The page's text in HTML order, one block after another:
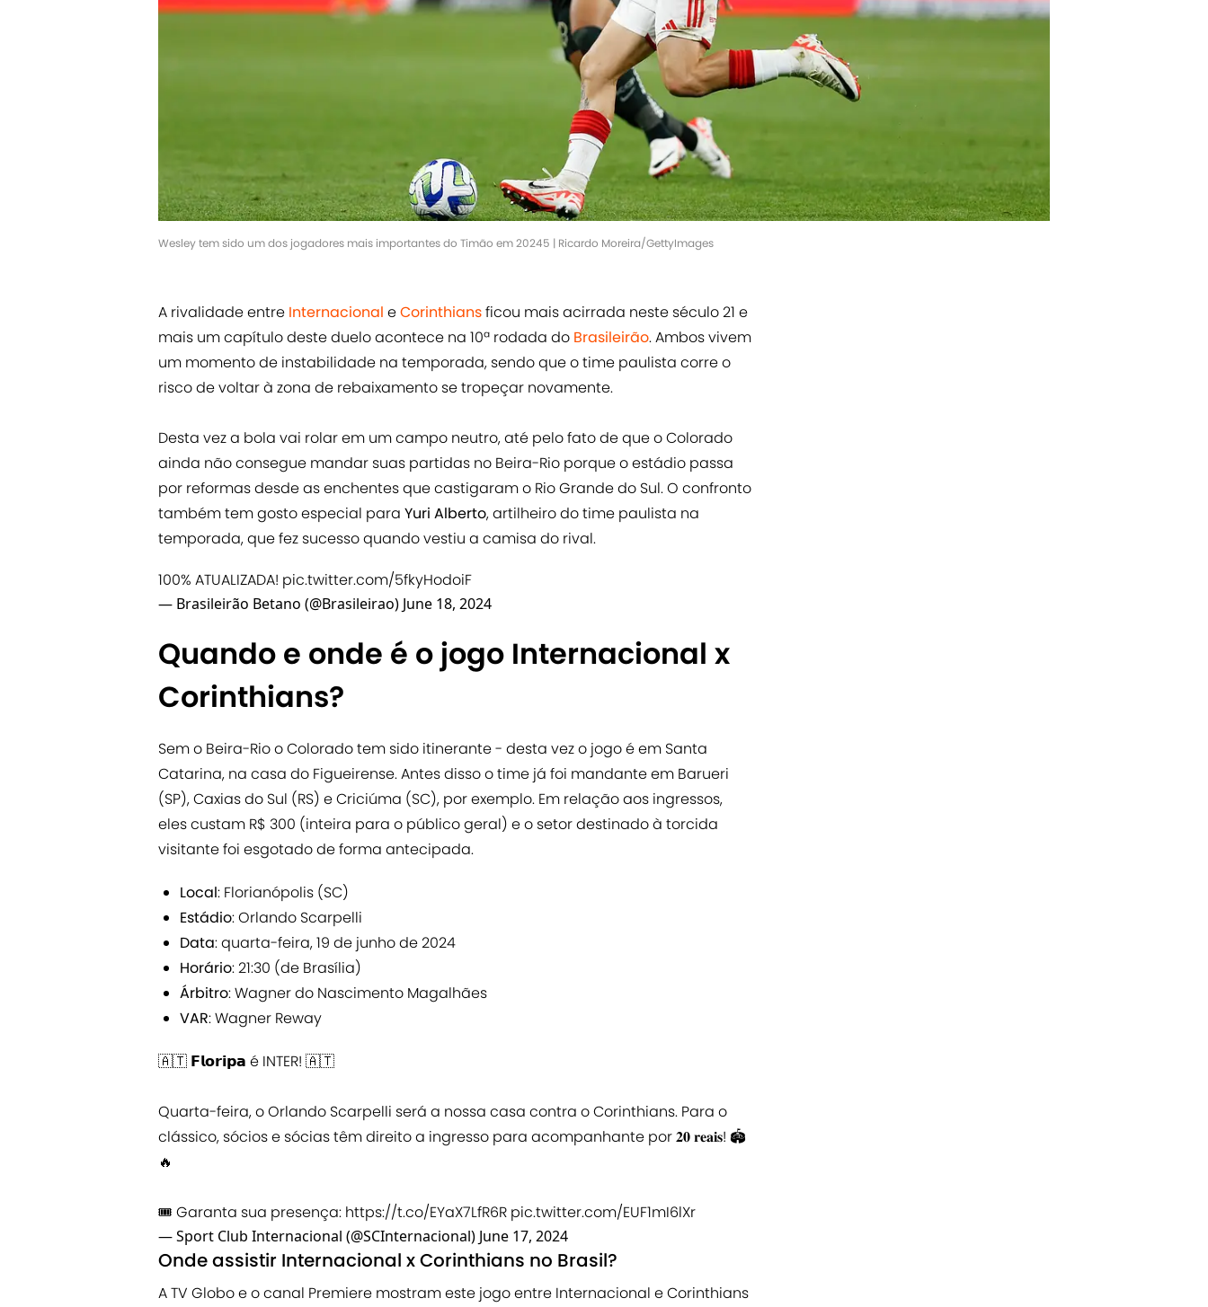
Wesley tem sido um dos jogadores mais importantes do Timão em 20245 | Ricardo Moreira/GettyImages
A rivalidade entre Internacional eCorinthiansficou mais acirrada neste século 21 e
mais um capítulo deste duelo acontece na 10ª rodada do Brasileirão. Ambos vivem
um momento de instabilidade na temporada, sendo que o time paulista corre o
risco de voltar à zona de rebaixamento se tropeçar novamente.
Desta vez a bola vai rolar em um campo neutro, até pelo fato de que o Colorado
ainda não consegue mandar suas partidas no Beira-Rio porque o estádio passa
por reformas desde as enchentes que castigaram o Rio Grande do Sul. O confronto
também tem gosto especial para Yuri Alberto, artilheiro do time paulista na
temporada, que fez sucesso quando vestiu a camisa do rival.
100% ATUALIZADA! pic.twitter.com/5fkyHodoiF
— Brasileirão Betano (@Brasileirao) June 18, 2024
Quando e onde é o jogo Internacional x
Corinthians?
Sem o Beira-Rio o Colorado tem sido itinerante - desta vez o jogo é em Santa
Catarina, na casa do Figueirense. Antes disso o time já foi mandante em Barueri
(SP), Caxias do Sul (RS) e Criciúma (SC), por exemplo. Em relação aos ingressos,
eles custam R$ 300 (inteira para o público geral) e o setor destinado à torcida
visitante foi esgotado de forma antecipada.
Local: Florianópolis (SC)
Estádio: Orlando Scarpelli
Data: quarta-feira, 19 de junho de 2024
Horário: 21:30 (de Brasília)
Árbitro: Wagner do Nascimento Magalhães
VAR: Wagner Reway
🇦🇹 𝗙𝗹𝗼𝗿𝗶𝗽𝗮 é INTER! 🇦🇹
Quarta-feira, o Orlando Scarpelli será a nossa casa contra o Corinthians. Para o
clássico, sócios e sócias têm direito a ingresso para acompanhante por 𝟐𝟎 𝐫𝐞𝐚𝐢𝐬! 🏟️
🔥
🎟️ Garanta sua presença: https://t.co/EYaX7LfR6R pic.twitter.com/EUF1mI6lXr
— Sport Club Internacional (@SCInternacional) June 17, 2024
Onde assistir Internacional x Corinthians no Brasil?
A TV Globo e o canal Premiere mostram este jogo entre Internacional e Corinthians